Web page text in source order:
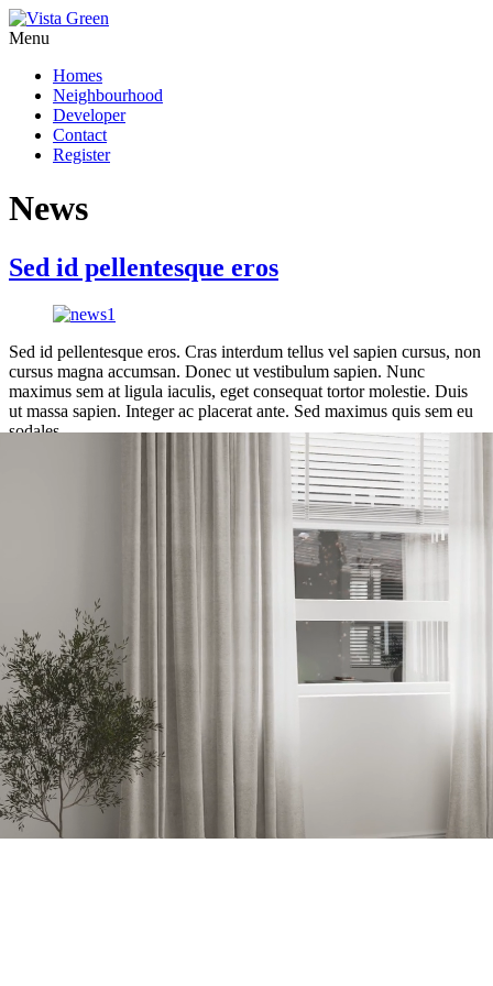
Menu
Homes
Neighbourhood
Developer
Contact
Register
News
Sed id pellentesque eros
Sed id pellentesque eros. Cras interdum tellus vel sapien cursus, non
cursus magna accumsan. Donec ut vestibulum sapien. Nunc
maximus sem at ligula iaculis, eget consequat tortor molestie. Duis
ut massa sapien. Integer ac placerat ante. Sed maximus quis sem eu
sodales.
Nullam volutpat nulla ut ex
Sed id pellentesque eros
Sed id pellentesque eros
Sed id pellentesque eros